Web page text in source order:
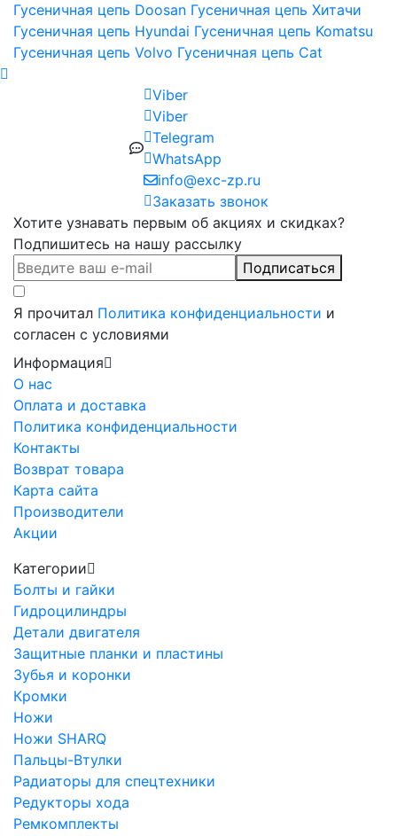
Гусеничная цепь Doosan Гусеничная цепь Хитачи
Гусеничная цепь Hyundai Гусеничная цепь Komatsu
Гусеничная цепь Volvo Гусеничная цепь Cat
Viber
Viber
Telegram
WhatsApp
info@exc-zp.ru
Заказать звонок
Хотите узнавать первым об акциях и скидках?
Подпишитесь на нашу рассылку
Подписаться
Я прочитал Политика конфиденциальности и
согласен с условиями
Информация
О нас
Оплата и доставка
Политика конфиденциальности
Контакты
Возврат товара
Карта сайта
Производители
Акции
Категории
Болты и гайки
Гидроцилиндры
Детали двигателя
Защитные планки и пластины
Зубья и коронки
Кромки
Ножи
Ножи SHARQ
Пальцы-Втулки
Радиаторы для спецтехники
Редукторы хода
Ремкомплекты